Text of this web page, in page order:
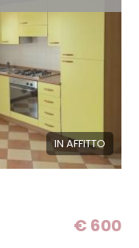
IN AFFITTO
€ 600